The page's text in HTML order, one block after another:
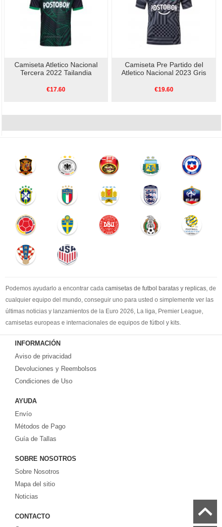
Camiseta Atletico Nacional
Tercera 2022 Tailandia
€17.60
Camiseta Pre Partido del
Atletico Nacional 2023 Gris
€19.60
Podemos ayudarlo a encontrar cada camisetas de futbol baratas y replicas, de
cualquier equipo del mundo, conseguir uno para usted o simplemente ver las
últimas noticias y lanzamientos de la Euro 2026, La liga, Premier League,
camisetas europeas e internacionales de equipos de fútbol y kits.
Comprecamisetas de futbol baratasen la tienda deportiva más grande de
Europa. ¡Grandes ofertas en todas las camisetas del club de fútbol, ​​kits
europeos e internacionales, todo a los precios más bajos!
Compre nuestra gran selección de
equipaciones, camisetas y un portero a partir de €17.6. Diseños de fútbol
INFORMACIÓN
Aviso de privacidad
Devoluciones y Reembolsos
Condiciones de Uso
AYUDA
Envío
Métodos de Pago
Guía de Tallas
SOBRE NOSOTROS
Sobre Nosotros
Mapa del sitio
Noticias
CONTACTO